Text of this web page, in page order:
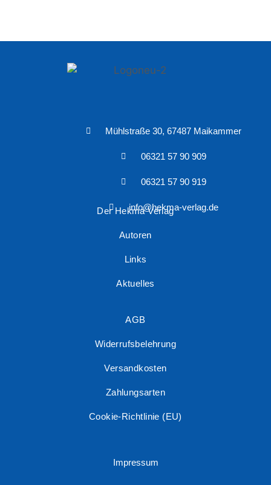
Mühlstraße 30, 67487 Maikammer
06321 57 90 909
06321 57 90 919
info@hekma-verlag.de
Der Hekma Verlag
Autoren
Links
Aktuelles
AGB
Widerrufsbelehrung
Versandkosten
Zahlungsarten
Cookie-Richtlinie (EU)
Impressum